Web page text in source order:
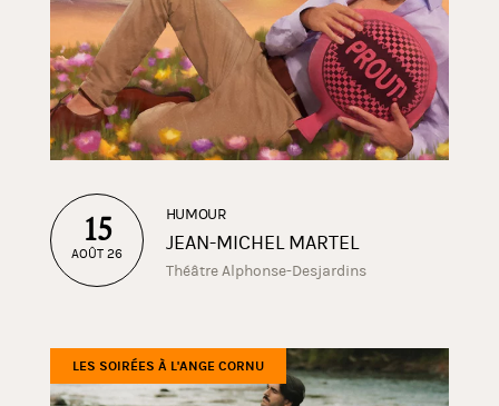
15
AOÛT 26
HUMOUR
JEAN-MICHEL MARTEL
Théâtre Alphonse-Desjardins
LES SOIRÉES À L'ANGE CORNU